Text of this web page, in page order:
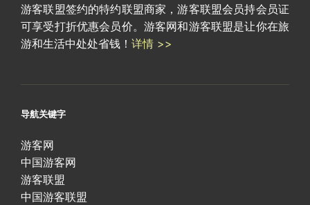
游客联盟签约的特约联盟商家，游客联盟会员持会员证
可享受打折优惠会员价。游客网和游客联盟是让你在旅
游和生活中处处省钱！ 详情 >>
导航关键字
游客网
中国游客网
游客联盟
中国游客联盟